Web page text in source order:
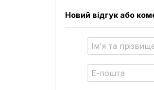
Новий відгук або